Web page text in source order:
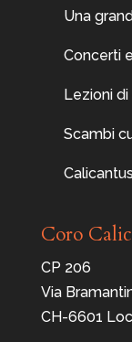
Una
Concerti
Lezioni
Scambi
Coro
CP 206
Via
CH-6601